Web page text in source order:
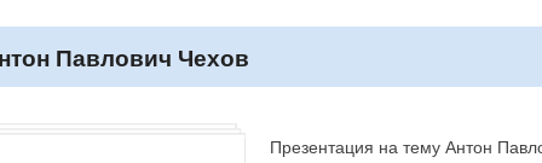
Павлович Чехов
Презентация на тему Антон